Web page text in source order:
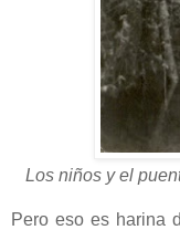
Los niños y el
Pero eso es harina